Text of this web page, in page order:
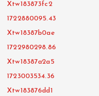
Xtw183873fc2
1722880095.43
Xtw18387b0ae
1722980298.86
Xtw18387a2a5
1723003534.36
Xtw183876dd1